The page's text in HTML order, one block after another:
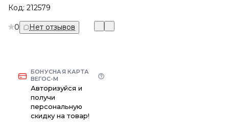
Код: 212579
0 Нет отзывов
БОНУСНАЯ КАРТА
ВЕГОС-М
Авторизуйся и
получи
персональную
скидку на товар!